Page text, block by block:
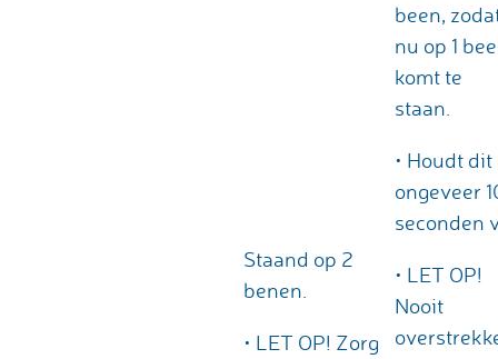
Staand op 2
benen.
• LET OP! Zorg
been,
nu op 1
komt te
staan.
• Houdt dit
ongeveer
seconden
• LET OP!
Nooit